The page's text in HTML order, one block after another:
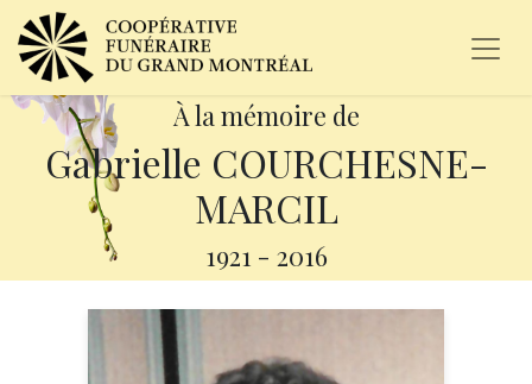
À la mémoire de
Gabrielle COURCHESNE-
MARCIL
1921 - 2016